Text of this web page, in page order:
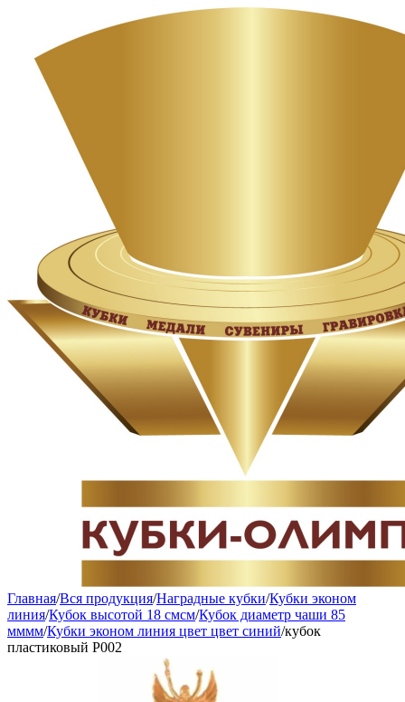
Главная/Вся продукция/Наградные кубки/Кубки эконом
линия/Кубок высотой 18 смсм/Кубок диаметр чаши 85
мммм/Кубки эконом линия цвет цвет синий/кубок
пластиковый P002